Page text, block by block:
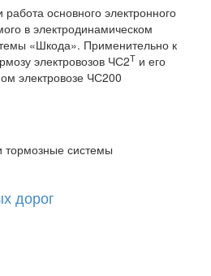
основного электронного
в электродинамическом
«Шкода». Применительно к
электровозов ЧС2Т и его
электровозе ЧС200
тормозные системы
дорог